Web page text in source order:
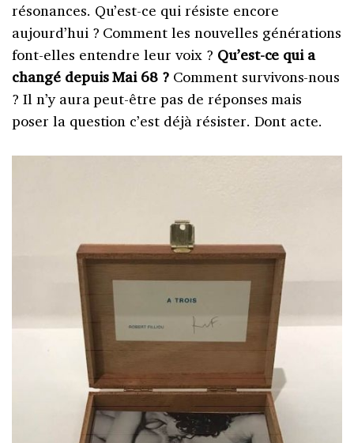
résonances. Qu’est-ce qui résiste encore
aujourd’hui ? Comment les nouvelles générations
font-elles entendre leur voix ? Qu’est-ce qui a
changé depuis Mai 68 ? Comment survivons-nous
? Il n’y aura peut-être pas de réponses mais
poser la question c’est déjà résister. Dont acte.